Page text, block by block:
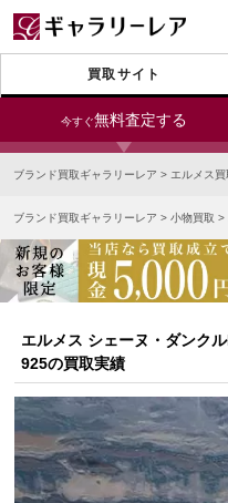
買取サイト
今すぐ無料査定する
24時間
無料
銀座本店 青
小田急新宿店
なんば店
中野ブロードウェイ
ブランド買取ギャラリーレア > エルメス買
ブランド買取ギャラリーレア > 小物買取 >
エルメス シェーヌ・ダンク
925の買取実績